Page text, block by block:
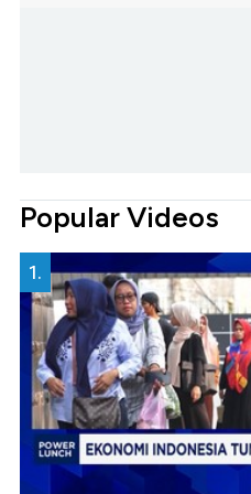
Popular Videos
1.